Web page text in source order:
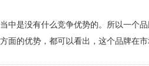
是没有什么竞争优势的。所以一个品
面的优势，都可以看出，这个品牌在